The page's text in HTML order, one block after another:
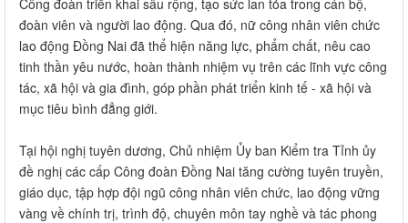
đoàn viên và người lao động. Qua đó, nữ công nhân viên chức
lao động Đồng Nai đã thể hiện năng lực, phẩm chất, nêu cao
tinh thần yêu nước, hoàn thành nhiệm vụ trên các lĩnh vực công
tác, xã hội và gia đình, góp phần phát triển kinh tế - xã hội và
mục tiêu bình đẳng giới.
Tại hội nghị tuyên dương, Chủ nhiệm Ủy ban Kiểm tra Tỉnh ủy
đề nghị các cấp Công đoàn Đồng Nai tăng cường tuyên truyền,
giáo dục, tập hợp đội ngũ công nhân viên chức, lao động vững
vàng về chính trị, trình độ, chuyên môn tay nghề và tác phong